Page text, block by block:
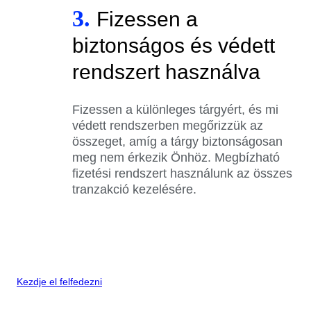
3. Fizessen a
biztonságos és védett
rendszert használva
Fizessen a különleges tárgyért, és mi
védett rendszerben megőrizzük az
összeget, amíg a tárgy biztonságosan
meg nem érkezik Önhöz. Megbízható
fizetési rendszert használunk az összes
tranzakció kezelésére.
Kezdje el felfedezni